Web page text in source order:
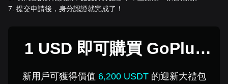
7 提交申請後，身分認證就完成了！
1 USD 即可購買 GoPlus
Security
新用戶可獲得價值 6,200 USDT的迎新大禮包